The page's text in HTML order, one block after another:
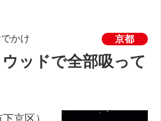
かけ 京都
ッドで全部吸って
京区）